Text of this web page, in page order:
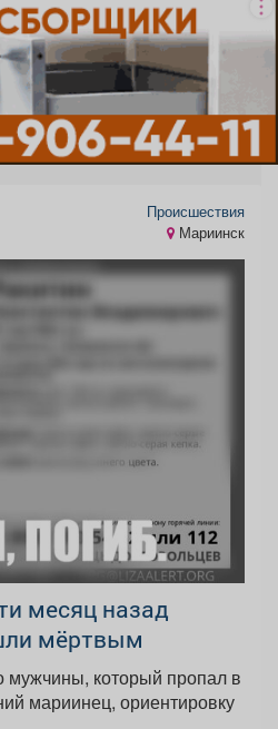
Происшествия
Мариинск
месяц назад
мёртвым
мужчины, который пропал в